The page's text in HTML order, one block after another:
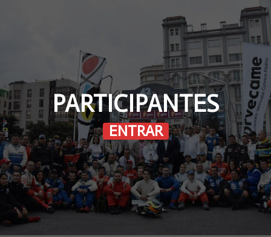
PARTICIPANTES
ENTRAR